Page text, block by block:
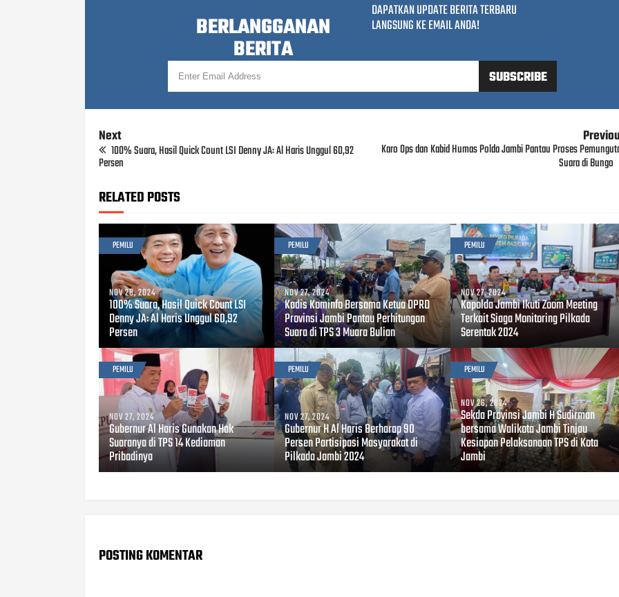
BERLANGGANAN
BERITA
DAPATKAN UPDATE BERITA TERBARU
LANGSUNG KE EMAIL ANDA!
Next
100% Suara, Hasil Quick Count LSI Denny JA: Al Haris Unggul 60,92
Persen
Karo Ops dan Kabid Humas Polda Jambi Pantau Proses
Suara di Bungo
RELATED POSTS
PEMILU
NOV 28, 2024
100% Suara, Hasil Quick Count LSI
Denny JA: Al Haris Unggul 60,92
Persen
PEMILU
NOV 27, 2024
Kadis Kominfo Bersama Ketua DPRD
Provinsi Jambi Pantau Perhitungan
Suara di TPS 3 Muara Bulian
PEMILU
NOV 27, 2024
Kapolda Jambi Ikuti Zoom Meeting
Terkait Siaga Monitoring Pilkada
Serentak 2024
PEMILU
NOV 27, 2024
Gubernur Al Haris Gunakan Hak
Suaranya di TPS 14 Kediaman
Pribadinya
PEMILU
NOV 27, 2024
Gubernur H Al Haris Berharap 90
Persen Partisipasi Masyarakat di
Pilkada Jambi 2024
PEMILU
NOV 26, 2024
Sekda Provinsi Jambi H Sudirman
bersama Walikota Jambi Tinjau
Kesiapan Pelaksanaan TPS di Kota
Jambi
POSTING KOMENTAR